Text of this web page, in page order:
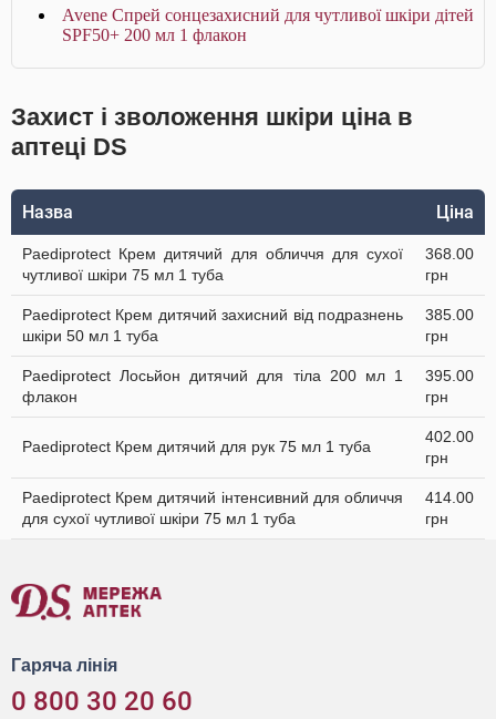
Avene Спрей сонцезахисний для чутливої шкіри дітей
SPF50+ 200 мл 1 флакон
Захист і зволоження шкіри ціна в
аптеці DS
Назва Ціна
Paediprotect Крем дитячий для обличчя для сухої
чутливої шкіри 75 мл 1 туба
368.00
грн
Paediprotect Крем дитячий захисний від подразнень
шкіри 50 мл 1 туба
385.00
грн
Paediprotect Лосьйон дитячий для тіла 200 мл 1
флакон
395.00
грн
Paediprotect Крем дитячий для рук 75 мл 1 туба
402.00
грн
Paediprotect Крем дитячий інтенсивний для обличчя
для сухої чутливої шкіри 75 мл 1 туба
414.00
грн
Гаряча лінія
0 800 30 20 60